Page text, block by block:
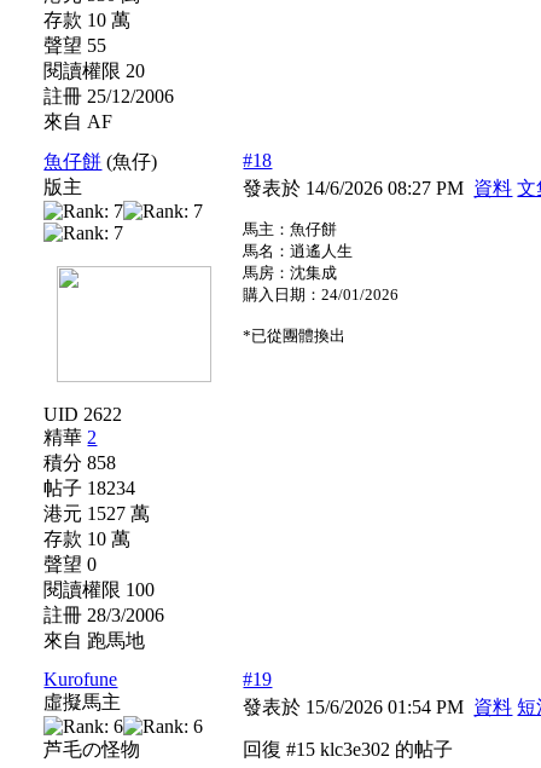
存款 10 萬
聲望 55
閱讀權限 20
註冊 25/12/2006
來自 AF
魚仔餅 (魚仔)
版主
UID 2622
精華 2
積分 858
帖子 18234
港元 1527 萬
存款 10 萬
聲望 0
閱讀權限 100
註冊 28/3/2006
來自 跑馬地
#18
發表於 14/6/2026 08:27 PM 資料 文
馬主：魚仔餅
馬名：逍遙人生
馬房：沈集成
購入日期：24/01/2026
*已從團體換出
Kurofune
虛擬馬主
芦毛の怪物
#19
發表於 15/6/2026 01:54 PM 資料 短
回復 #15 klc3e302 的帖子